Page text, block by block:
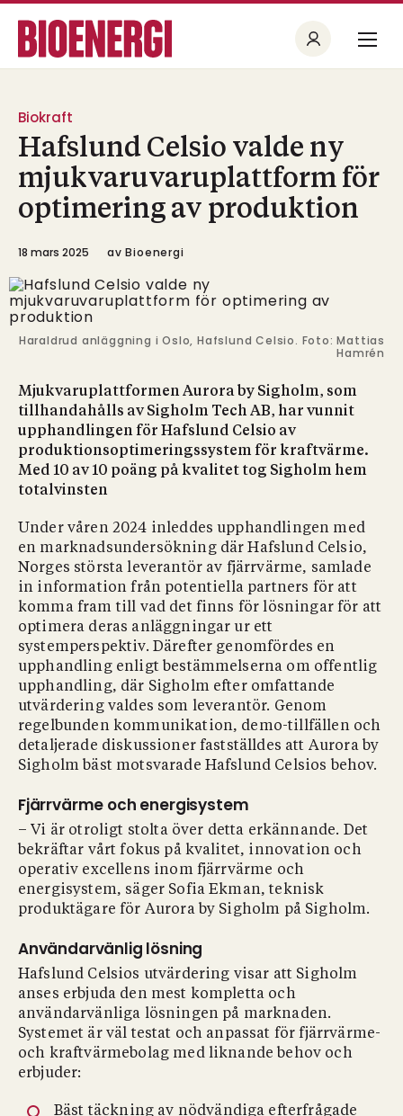
Biokraft
Hafslund Celsio valde ny
mjukvaruvaruplattform för
optimering av produktion
18 mars 2025 av Bioenergi
Haraldrud anläggning i Oslo, Hafslund Celsio. Foto: Mattias
Hamrén
Mjukvaruplattformen Aurora by Sigholm, som
tillhandahålls av Sigholm Tech AB, har vunnit
upphandlingen för Hafslund Celsio av
produktionsoptimeringssystem för kraftvärme.
Med 10 av 10 poäng på kvalitet tog Sigholm hem
totalvinsten
Under våren 2024 inleddes upphandlingen med
en marknadsundersökning där Hafslund Celsio,
Norges största leverantör av fjärrvärme, samlade
in information från potentiella partners för att
komma fram till vad det finns för lösningar för att
optimera deras anläggningar ur ett
systemperspektiv. Därefter genomfördes en
upphandling enligt bestämmelserna om offentlig
upphandling, där Sigholm efter omfattande
utvärdering valdes som leverantör. Genom
regelbunden kommunikation, demo-tillfällen och
detaljerade diskussioner fastställdes att Aurora by
Sigholm bäst motsvarade Hafslund Celsios behov.
Fjärrvärme och energisystem
– Vi är otroligt stolta över detta erkännande. Det
bekräftar vårt fokus på kvalitet, innovation och
operativ excellens inom fjärrvärme och
energisystem, säger Sofia Ekman, teknisk
produktägare för Aurora by Sigholm på Sigholm.
Användarvänlig lösning
Hafslund Celsios utvärdering visar att Sigholm
anses erbjuda den mest kompletta och
användarvänliga lösningen på marknaden.
Systemet är väl testat och anpassat för fjärrvärme-
och kraftvärmebolag med liknande behov och
erbjuder:
Bäst täckning av nödvändiga efterfrågade